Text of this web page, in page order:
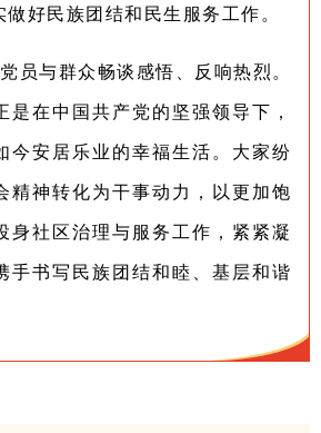
好民族团结和民生服务工作。
员与群众畅谈感悟、反响热烈。
是在中国共产党的坚强领导下，
今安居乐业的幸福生活。大家纷
精神转化为干事动力，以更加饱
身社区治理与服务工作，紧紧凝
手书写民族团结和睦、基层和谐